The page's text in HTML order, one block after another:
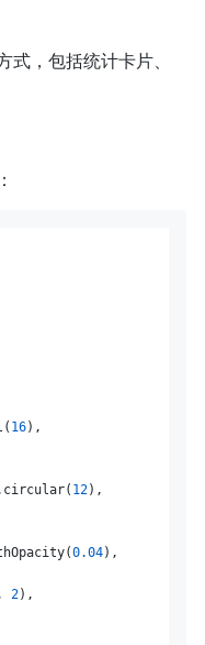
，包括统计卡片、
16),
12),
0.04),
2),